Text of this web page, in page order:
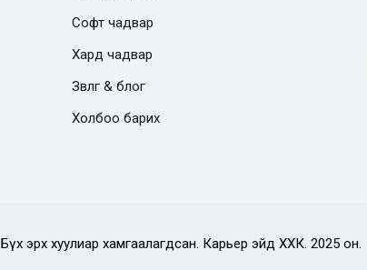
Софт чадвар
Хард чадвар
Зөвлөгөө & блог
Холбоо барих
Бүх эрх хуулиар хамгаалагдсан. Карьер эйд ХХК. 2025 он.